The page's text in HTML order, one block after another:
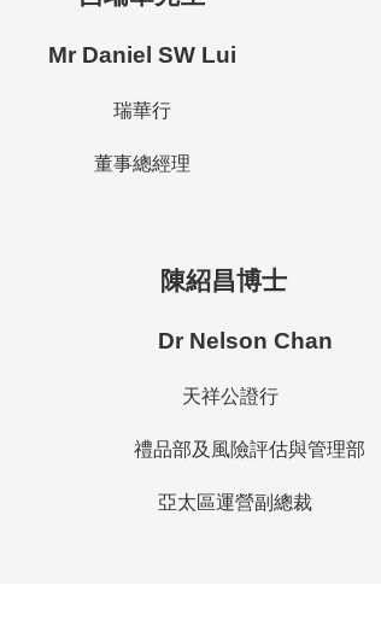
Mr Daniel SW Lui
瑞華行
董事總經理
陳紹昌博士
Dr Nelson Chan
天祥公證行
禮品部及風險評估與管理部
亞太區運營副總裁